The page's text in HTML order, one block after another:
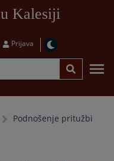
Kalesiji
Prijava
Podnošenje pritužbi